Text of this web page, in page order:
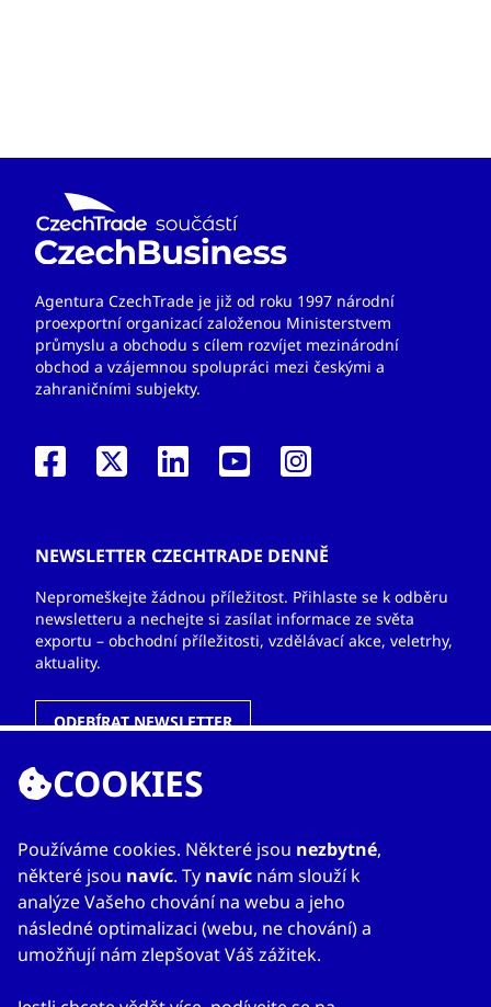
Agentura CzechTrade je již od roku 1997 národní
proexportní organizací založenou Ministerstvem
průmyslu a obchodu s cílem rozvíjet mezinárodní
obchod a vzájemnou spolupráci mezi českými a
zahraničními subjekty.
NEWSLETTER CZECHTRADE DENNĚ
Nepromeškejte žádnou příležitost. Přihlaste se k odběru
newsletteru a nechejte si zasílat informace ze světa
exportu – obchodní příležitosti, vzdělávací akce, veletrhy,
aktuality.
ODEBÍRAT NEWSLETTER
ODKAZY
O nás
Zahraniční kanceláře
Služby
Kontakty
COOKIES
Používáme cookies. Některé jsou nezbytné,
některé jsou navíc. Ty navíc nám slouží k
analýze Vašeho chování na webu a jeho
následné optimalizaci (webu, ne chování) a
umožňují nám zlepšovat Váš zážitek.